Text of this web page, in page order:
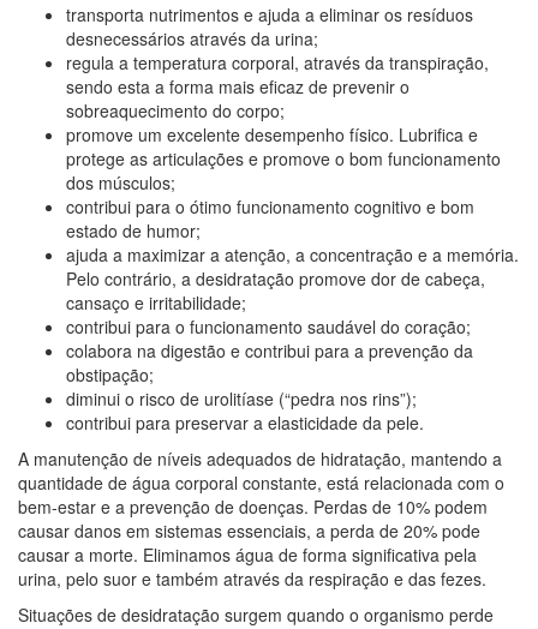
transporta nutrimentos e ajuda a eliminar os resíduos
desnecessários através da urina;
regula a temperatura corporal, através da transpiração,
sendo esta a forma mais eficaz de prevenir o
sobreaquecimento do corpo;
promove um excelente desempenho físico. Lubrifica e
protege as articulações e promove o bom funcionamento
dos músculos;
contribui para o ótimo funcionamento cognitivo e bom
estado de humor;
ajuda a maximizar a atenção, a concentração e a memória.
Pelo contrário, a desidratação promove dor de cabeça,
cansaço e irritabilidade;
contribui para o funcionamento saudável do coração;
colabora na digestão e contribui para a prevenção da
obstipação;
diminui o risco de urolitíase (“pedra nos rins”);
contribui para preservar a elasticidade da pele.
A manutenção de níveis adequados de hidratação, mantendo a
quantidade de água corporal constante, está relacionada com o
bem-estar e a prevenção de doenças. Perdas de 10% podem
causar danos em sistemas essenciais, a perda de 20% pode
causar a morte. Eliminamos água de forma significativa pela
urina, pelo suor e também através da respiração e das fezes.
Situações de desidratação surgem quando o organismo perde